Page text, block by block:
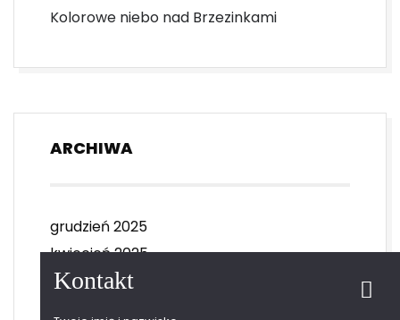
Kolorowe niebo nad Brzezinkami
ARCHIWA
grudzień 2025
kwiecień 2025
styczeń 2025
Kontakt